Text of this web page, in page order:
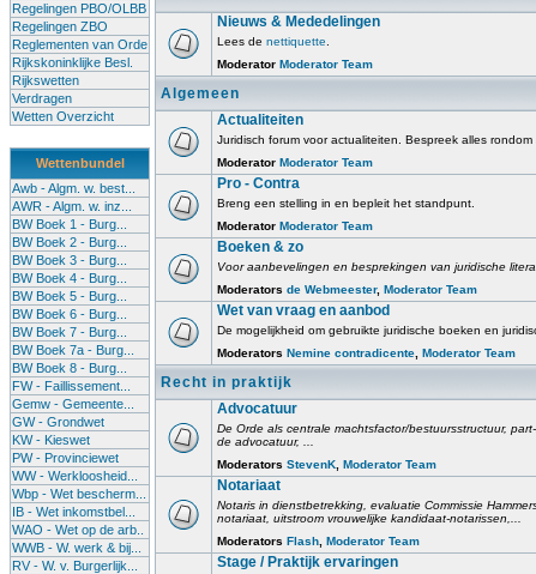
Regelingen PBO/OLBB
Regelingen ZBO
Reglementen van Orde
Rijkskoninklijke Besl.
Rijkswetten
Verdragen
Wetten Overzicht
Wettenbundel
Awb - Algm. w. best...
AWR - Algm. w. inz...
BW Boek 1 - Burg...
BW Boek 2 - Burg...
BW Boek 3 - Burg...
BW Boek 4 - Burg...
BW Boek 5 - Burg...
BW Boek 6 - Burg...
BW Boek 7 - Burg...
BW Boek 7a - Burg...
BW Boek 8 - Burg...
FW - Faillissement...
Gemw - Gemeente...
GW - Grondwet
KW - Kieswet
PW - Provinciewet
WW - Werkloosheid...
Wbp - Wet bescherm...
IB - Wet inkomstbel...
WAO - Wet op de arb..
WWB - W. werk & bij...
RV - W. v. Burgerlijk...
Nieuws & Mededelingen
Lees de nettiquette
Moderator Moderator Team
Algemeen
Actualiteiten
Juridisch forum voor actualiteiten. Bespreek alles rondom
Moderator Moderator Team
Pro - Contra
Breng een stelling in en bepleit het standpunt.
Moderator Moderator Team
Boeken & zo
Voor aanbevelingen en besprekingen van juridische
Moderators de Webmeester, Moderator Team
Wet van vraag en aanbod
De mogelijkheid om gebruikte juridische boeken en
Moderators Nemine contradicente Moderator Team
Recht in praktijk
Advocatuur
De Orde als centrale machtsfactor/bestuursstructuur,
de advocatuur, ...
Moderators StevenK Moderator Team
Notariaat
Notaris in dienstbetrekking, evaluatie Commissie
notariaat, uitstroom vrouwelijke kandidaat-notarissen,...
Moderators Flash Moderator Team
Stage / Praktijk ervaringen